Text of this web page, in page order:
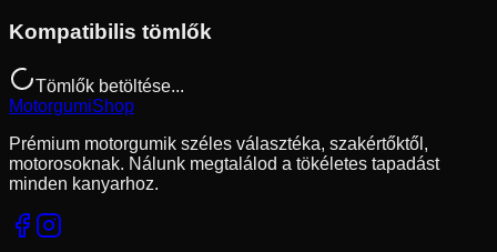
Kompatibilis tömlők
Tömlők betöltése...
MotorgumiShop
Prémium motorgumik széles választéka, szakértőktől,
motorosoknak. Nálunk megtalálod a tökéletes tapadást
minden kanyarhoz.